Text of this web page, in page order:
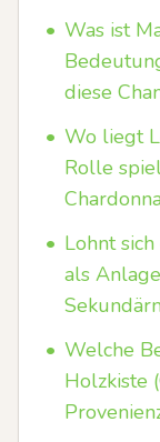
• Was ist
diese
• Wo liegt
Rolle
• Lohnt
als
• Welche
Holzkiste